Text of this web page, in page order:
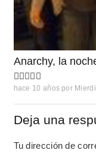
Anarchy, la
hace 10 años por
Deja una
Tu dirección de